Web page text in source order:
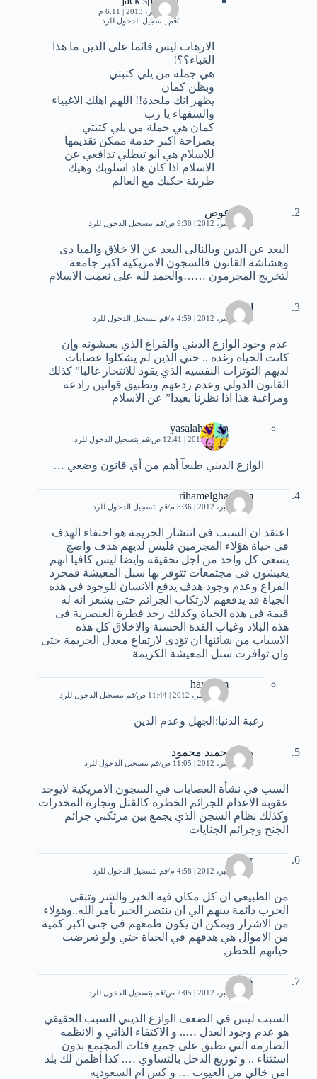
19 نوفمبر، 2013 | 6:11 م
قم بتسجيل الدخول للرد
الارهاب ليس قائما على الدين ما هذا
الغباء؟؟!
هي جملة من يلي كتبتي
وبظن كمان
يظهر انك ملحدة!! اللهم اهلك الاغبياء
والسفهاء يا رب
كمان هي جملة من يلي كتبتي
بصراحة اكبر خدمة ممكن تقديمها
للاسلام هي انو تبطلي تدافعي عن
الاسلام اذا كان هاد اسلوبك وهيك
طريئة حكيك مع العالم
عمر عوض
14 ديسمبر، 2012 | 9:30 ص قم بتسجيل الدخول للرد
البعد عن الدين وبالنالى البعد عن الا خلاق والميا دى
وهشاشة القانون فالسجون الامريكية اكبر جامعة
لتخريج المجرمون ……والحمد لله على نعمت الاسلام
اميمه
14 ديسمبر، 2012 | 4:59 م قم بتسجيل الدخول للرد
عدم وجود الوازع الديني والفراغ الذي يعيشونه وإن
كانت الحياه رغده .. حتي الذين لم يشكلوا عصابات
لديهم التوترات النفسيه الذي يقود للانتحار غالبا” كذلك
القانون الدولي وعدم ردعهم وتطبيق قوانين رادعه
ومراغبة هذا اذا نظرنا بعيدا” عن الاسلام
yasalahuddin
6 يناير، 2013 | 12:41 ص قم بتسجيل الدخول للرد
الوازع الديني طبعآ أهم من أي قانون وضعي …
rihamelghannam
14 ديسمبر، 2012 | 5:36 م قم بتسجيل الدخول للرد
اعتقد ان السبب فى انتشار الجريمة هو اختفاء الهدف
فى حياة هؤلاء المجرمين فليس لديهم هدف واضج
يسعى كل واحد من اجل تحقيقه وايضا ليس كافيا انهم
يعيشون فى مجتمعات تتوفر بها سبل المعيشة فمجرد
الفراغ وعدم وجود هدف يدفع الانسان للوجود فى هذه
الجياة قد يدفعهم لارتكاب الجرائم حتى يشعر انه له
قيمة فى هذه الحياة وكذلك زجد فطرة العنصرية فى
هذه البلاد وغياب القدة الحسنة والاخلاق كل هذه
الاسباب من شائنها ان تؤدى لارتفاع معدل الجريمة حتى
وان توافرت سبل المعيشة الكريمة
haythem
19 ديسمبر، 2012 | 11:44 ص قم بتسجيل الدخول للرد
رغبة الدنيا:الجهل وعدم الدين
هادي حميد محمود
19 ديسمبر، 2012 | 11:05 ص قم بتسجيل الدخول للرد
السب في نشأة العصابات في السجون الامريكية لايوجد
عقوبة الاعدام للجرائم الخطرة كالقتل وتجارة المخدرات
وكذلك نظام السجن الذي يجمع بين مرتكبي جرائم
الجنح وجرائم الجنايات
samar
19 ديسمبر، 2012 | 4:58 م قم بتسجيل الدخول للرد
من الطبيعي ان كل مكان فيه الخير والشر وتبقي
الحرب دائمة بينهم الي ان ينتصر الخير بأمر الله..وهؤلاء
من الاشرار ويمكن ان يكون طمعهم في جني اكبر كمية
من الاموال هي هدفهم في الحياة حتي ولو تعرضت
حياتهم للخطر,
فص
20 ديسمبر، 2012 | 2:05 ص قم بتسجيل الدخول للرد
السبب ليس في الضعف الوازع الديني السبب الحقيقي
هو عدم وجود العدل ….. و الاكتفاء الذاتي و الانظمه
الصارمه التي تطبق على جميع فئات المجتمع بدون
استثناء .. و توزيع الدخل بالتساوي …. كذا أظمن لك بلد
امن خالي من العيوب … و كس ام السعوديه